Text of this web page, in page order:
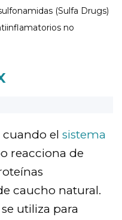
(Sulfa Drugs)
no
cuando el sistema
reacciona de
caucho natural.
utiliza para